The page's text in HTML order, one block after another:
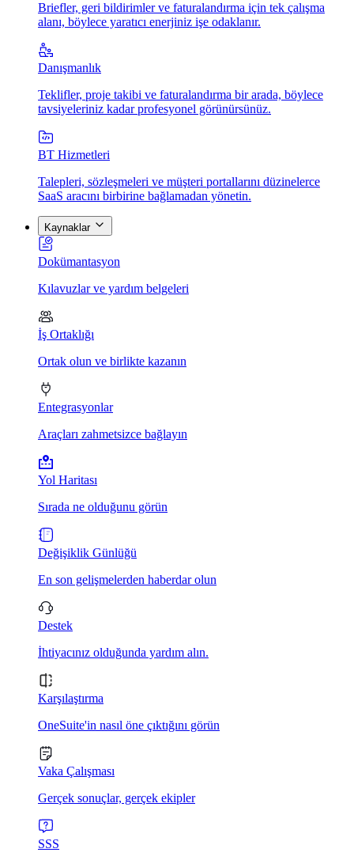
Briefler, geri bildirimler ve faturalandırma için tek çalışma
alanı, böylece yaratıcı enerjiniz işe odaklanır.
Danışmanlık
Teklifler, proje takibi ve faturalandırma bir arada, böylece
tavsiyeleriniz kadar profesyonel görünürsünüz.
BT Hizmetleri
Talepleri, sözleşmeleri ve müşteri portallarını düzinelerce
SaaS aracını birbirine bağlamadan yönetin.
Kaynaklar
Dokümantasyon
Kılavuzlar ve yardım belgeleri
İş Ortaklığı
Ortak olun ve birlikte kazanın
Entegrasyonlar
Araçları zahmetsizce bağlayın
Yol Haritası
Sırada ne olduğunu görün
Değişiklik Günlüğü
En son gelişmelerden haberdar olun
Destek
İhtiyacınız olduğunda yardım alın.
Karşılaştırma
OneSuite'in nasıl öne çıktığını görün
Vaka Çalışması
Gerçek sonuçlar, gerçek ekipler
SSS